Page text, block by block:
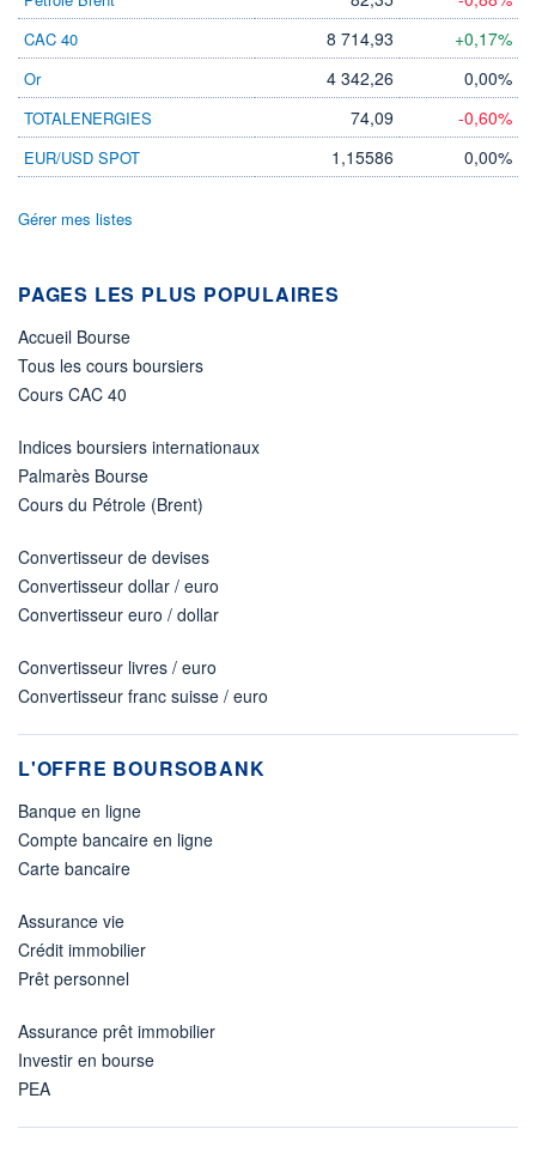
ÉLIGIBILITÉ
Non éligible
+ LISTE
CAC 40 8 714,93 +0,17%
Or 4 342,26 0,00%
TOTALENERGIES 74,09 -0,60%
EUR/USD SPOT 1,15586 0,00%
Gérer mes listes
PAGES LES PLUS POPULAIRES
Accueil Bourse
Tous les cours boursiers
Cours CAC 40
Indices boursiers internationaux
Palmarès Bourse
Cours du Pétrole (Brent)
Convertisseur de devises
Convertisseur dollar / euro
Convertisseur euro / dollar
Convertisseur livres / euro
Convertisseur franc suisse / euro
L'OFFRE BOURSOBANK
Banque en ligne
Compte bancaire en ligne
Carte bancaire
Assurance vie
Crédit immobilier
Prêt personnel
Assurance prêt immobilier
Investir en bourse
PEA